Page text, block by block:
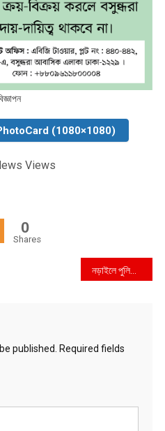
(1080×1080)
Views
0
Shares
নড়াইলে পুলিশের অভিযানে মাদক উদ্ধার ও সাজাপ্রাপ্ত আসামি সহ ১২ জন গ্রেফতার
published. Required fields